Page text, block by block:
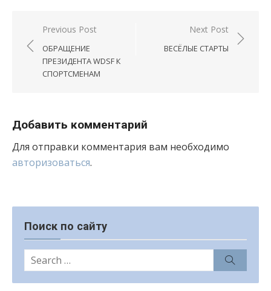
Навигация
по
записям
Previous Post
ОБРАЩЕНИЕ
ПРЕЗИДЕНТА WDSF К
СПОРТСМЕНАМ
Next Post
ВЕСЁЛЫЕ СТАРТЫ
Добавить комментарий
Для отправки комментария вам необходимо
авторизоваться.
Поиск по сайту
Search
for: